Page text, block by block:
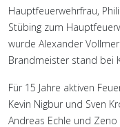
Hauptfeuerwehrfrau,
Stübing zum
wurde Alexander
Brandmeister stand bei
Für 15 Jahre aktiven
Kevin Nigbur und Sven
Andreas Echle und